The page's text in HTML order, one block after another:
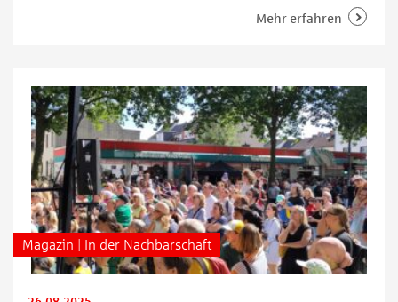
des Torfhafenfests in Findorff, das am 25. April 2026
Mehr erfahren
Magazin | In der Nachbarschaft